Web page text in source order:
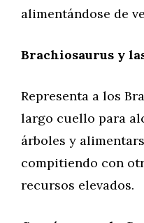
alimentándose de
Brachiosaurus y
Representa a los
largo cuello para
árboles y
compitiendo con
recursos elevados.